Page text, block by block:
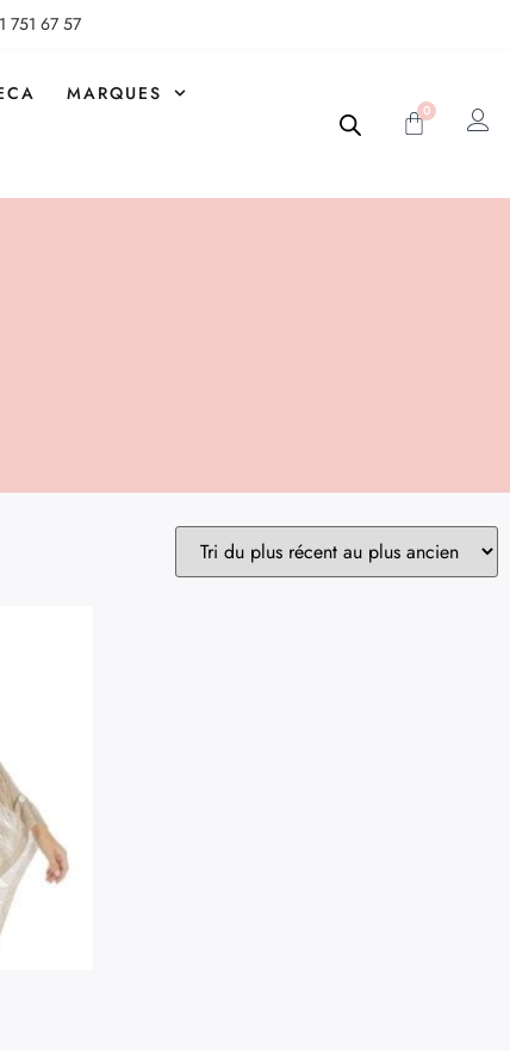
751 67 57
MARQUES
0